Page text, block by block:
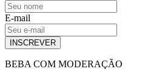
E-mail
INSCREVER
BEBA COM MODERAÇÃO